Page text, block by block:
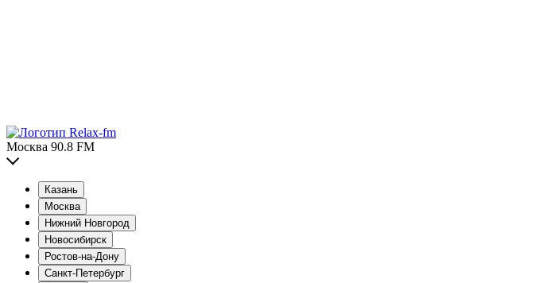
Москва 90.8 FM
Казань
Москва
Нижний Новгород
Новосибирск
Ростов-на-Дону
Санкт-Петербург